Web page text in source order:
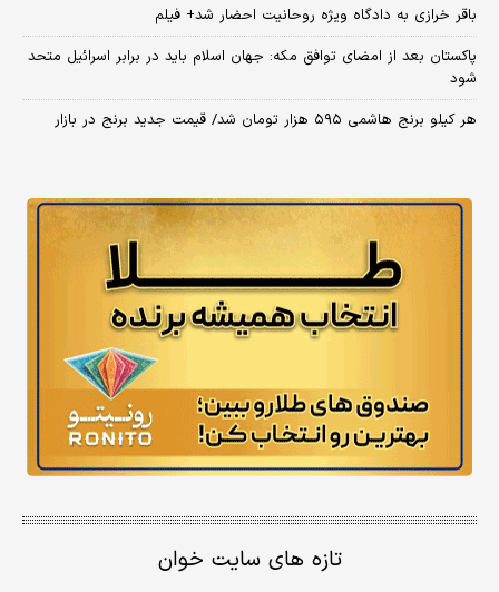
باقر خرازی به دادگاه ویژه روحانیت احضار شد+ فیلم
پاکستان بعد از امضای توافق مکه: جهان اسلام باید در برابر اسرائیل متحد
شود
هر کیلو برنج هاشمی ۵۹۵ هزار تومان شد/ قیمت جدید برنج در بازار
تازه های سایت خوان